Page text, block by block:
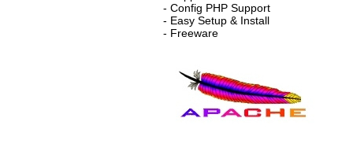
- Config PHP Support
- Easy Setup & Install
- Freeware